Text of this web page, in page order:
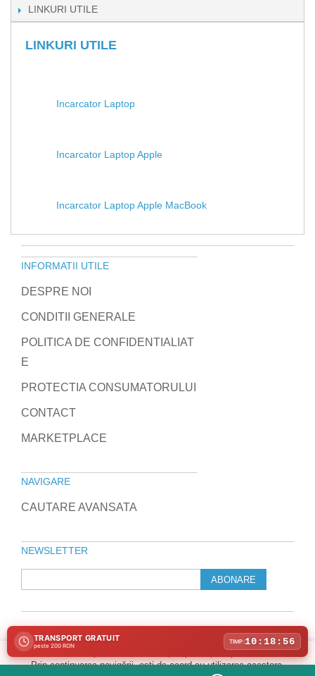
Folosim cookie-uri pentru a îmbunătăți experiența ta pe site-ul nostru.
Prin continuarea navigării, ești de acord cu utilizarea acestora.
LINKURI UTILE
LINKURI UTILE
Incarcator Laptop
Incarcator Laptop Apple
Incarcator Laptop Apple MacBook
INFORMATII UTILE
DESPRE NOI
CONDITII GENERALE
POLITICA DE CONFIDENTIALIAT
E
PROTECTIA CONSUMATORULUI
CONTACT
MARKETPLACE
NAVIGARE
CAUTARE AVANSATA
NEWSLETTER
ABONARE
© 2010-2026 Laptop Direct
TRANSPORT GRATUIT
peste 200 RON
TIMP:10:18:56